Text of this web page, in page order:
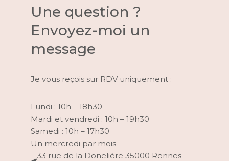
Une question ?
Envoyez-moi un
message
Je vous reçois sur RDV uniquement :
Lundi : 10h – 18h30
Mardi et vendredi : 10h – 19h30
Samedi : 10h – 17h30
Un mercredi par mois
33 rue de la Donelière 35000 Rennes